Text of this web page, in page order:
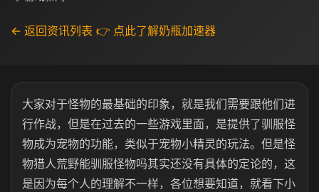
← 返回资讯列表 👉 点此了解奶瓶加速器
大家对于怪物的最基础的印象，就是我们需要跟他们进
行作战，但是在过去的一些游戏里面，是提供了驯服怪
物成为宠物的功能，类似于宠物小精灵的玩法。但是怪
物猎人荒野能驯服怪物吗其实还没有具体的定论的，这
是因为每个人的理解不一样，各位想要知道，就看下小